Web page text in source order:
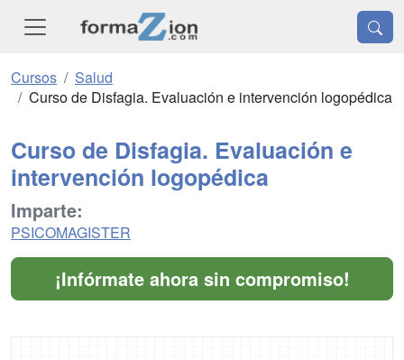
Cursos
Salud
Curso de Disfagia. Evaluación e intervención logopédica
Curso de Disfagia. Evaluación e
intervención logopédica
Imparte:
PSICOMAGISTER
¡Infórmate ahora sin compromiso!